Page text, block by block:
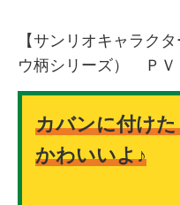
【サンリオキャラク
ウ柄シリーズ） Ｐ
カバンに付け
かわいいよ♪